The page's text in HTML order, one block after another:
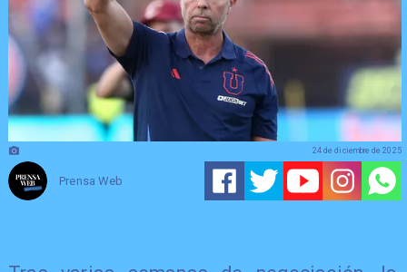
Prensa Web
24 de diciembre de 2025